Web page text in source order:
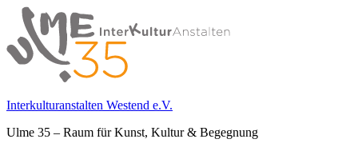
Springe
zum
Inhalt
Interkulturanstalten Westend e.V.
Ulme 35 – Raum für Kunst, Kultur & Begegnung